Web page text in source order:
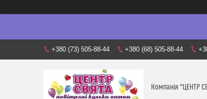
+380 (73) 505-88-44 +380 (68) 505-88-44
Компанія "ЦЕНТР